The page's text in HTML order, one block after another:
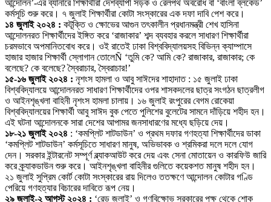
আন্দোলন’-এর ব্যানারে শিক্ষার্থীরা দেশব্যাপী সড়ক ও রেলপথ অবরোধ বা ‘বাংলা ব্লকেড’
কর্মসূচি শুরু করে। ৭ জুলাই শিক্ষার্থীরা কোটা সংস্কারের এক দফা দাবি পেশ করে।
১৪ জুলাই ২০২৪ : কটূক্তি ও ক্ষোভের আগুন তৎকালীন প্রধানমন্ত্রী শেখ হাসিনা
আন্দোলনরত শিক্ষার্থীদের ইঙ্গিত করে ‘রাজাকার’ শব্দ ব্যবহার করলে সাধারণ শিক্ষার্থীরা
চরমভাবে অপমানিতবোধ করে। ওই রাতেই ঢাকা বিশ্ববিদ্যালয়সহ বিভিন্ন ক্যাম্পাসে
হাজার হাজার শিক্ষার্থী স্লোগান তোলেÑ ‘তুমি কে? আমি কে? রাজাকার, রাজাকার; কে
বলেছে? কে বলেছে? স্বৈরাচার, স্বৈরাচার!’
১৫-১৬ জুলাই ২০২৪ : নৃশংস হামলা ও আবু সাঈদের শাহাদাত : ১৫ জুলাই ঢাকা
বিশ্ববিদ্যালয়ে আন্দোলনরত সাধারণ শিক্ষার্থীদের ওপর শাসকদলের ছাত্র সংগঠন ছাত্রলীগ
ও আইনশৃঙ্খলা বাহিনী নৃশংস হামলা চালায়। ১৬ জুলাই রংপুরের বেগম রোকেয়া
বিশ্ববিদ্যালয়ের শিক্ষার্থী আবু সাঈদ বুক পেতে পুলিশের বুলেটের সামনে দাঁড়িয়ে শহীদ হন।
এই ঘটনা আন্দোলনকে সারা দেশের আপামর জনসাধারণের মধ্যে ছড়িয়ে দেয়।
১৮-২১ জুলাই ২০২৪ : ‘কমপ্লিট শাটডাউন’ ও প্রথম দফার গণহত্যা শিক্ষার্থীদের ডাকা
‘কমপ্লিট শাটডাউন’ কর্মসূচিতে সাধারণ মানুষ, অভিভাবক ও শ্রমিকরা দলে দলে যোগ
দেন। সরকার ইন্টারনেট সম্পূর্ণ ব্ল্যাকআউট করে দেয় এবং সেনা মোতায়েন ও কারফিউ জারি
করে ক্র্যাকডাউন শুরু করে। আইনশৃঙ্খলা বাহিনীর গুলিতে কয়েকশত মানুষ শহীদ হন।
২১ জুলাই সুপ্রিম কোর্ট কোটা সংস্কারের রায় দিলেও ততক্ষণে আন্দোলন কোটার গণ্ডি
পেরিয়ে গণহত্যার বিচারের দাবিতে রূপ নেয়।
২৯ জুলাই-২ আগস্ট ২০২৪ : ‘রেড জুলাই’ ও গণবিক্ষোভ সরকারের পক্ষ থেকে শোক